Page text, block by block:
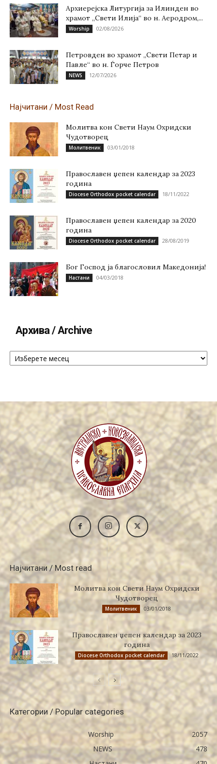
Архиерејска Литургија за Илинден во
храмот „Свети Илија“ во н. Аеродром,...
Worship 02/08/2026
Петровден во храмот „Свети Петар и
Павле“ во н. Ѓорче Петров
NEWS 12/07/2026
Најчитани / Most Read
Молитва кон Свети Наум Охридски
Чудотворец
Молитвеник 03/01/2018
Православен џепен календар за 2023
година
Diocese Orthodox pocket calendar 18/11/2022
Православен џепен календар за 2020
година
Diocese Orthodox pocket calendar 28/08/2019
Бог Господ ја благословил Македонија!
Настани 04/03/2018
Архива / Archive
Архива
Најчитани / Most read
Молитва кон Свети Наум Охридски
Чудотворец
Молитвеник 03/01/2018
Православен џепен календар за 2023
година
Diocese Orthodox pocket calendar 18/11/2022
Категории / Popular categories
Worship
2057
NEWS
478